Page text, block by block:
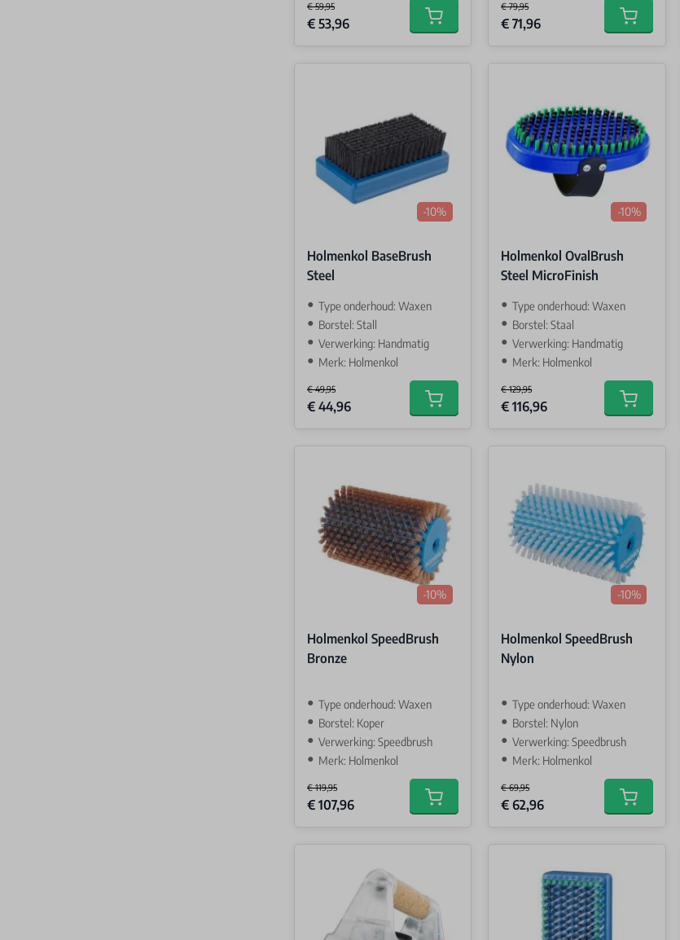
€ 59,95
Special Price
€ 53,96 Add to cart
€ 79,95
Special Price
€ 71,96 Add to cart
-10%
Holmenkol BaseBrush
Steel
Type onderhoud: Waxen
Borstel: Stall
Verwerking: Handmatig
Merk: Holmenkol
€ 49,95
Special Price
€ 44,96 Add to cart
-10%
Holmenkol OvalBrush
Steel MicroFinish
Type onderhoud: Waxen
Borstel: Staal
Verwerking: Handmatig
Merk: Holmenkol
€ 129,95
Special Price
€ 116,96 Add to cart
-10%
Holmenkol SpeedBrush
Bronze
Type onderhoud: Waxen
Borstel: Koper
Verwerking: Speedbrush
Merk: Holmenkol
€ 119,95
Special Price
€ 107,96 Add to cart
-10%
Holmenkol SpeedBrush
Nylon
Type onderhoud: Waxen
Borstel: Nylon
Verwerking: Speedbrush
Merk: Holmenkol
€ 69,95
Special Price
€ 62,96 Add to cart